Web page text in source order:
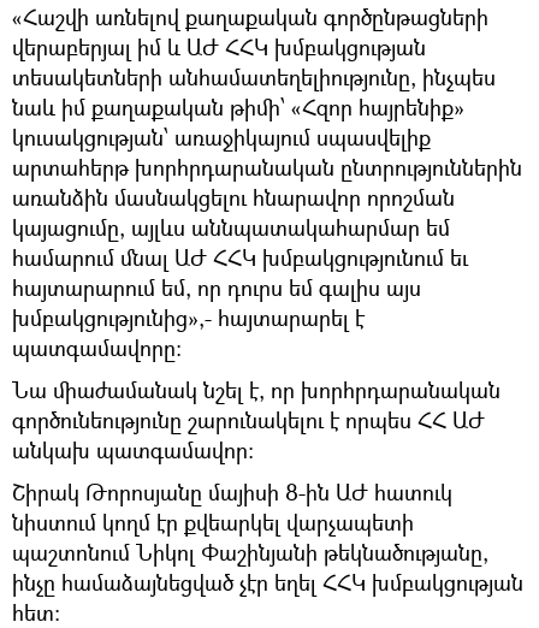
«Հաշվի առնելով քաղաքական գործընթացների
վերաբերյալ իմ և ԱԺ ՀՀԿ խմբակցության
տեսակետների անհամատեղելիությունը, ինչպես
նաև իմ քաղաքական թիմի՝ «Հզոր հայրենիք»
կուսակցության՝ առաջիկայում սպասվելիք
արտահերթ խորհրդարանական ընտրություններին
առանձին մասնակցելու հնարավոր որոշման
կայացումը, այլևս աննպատակահարմար եմ
համարում մնալ ԱԺ ՀՀԿ խմբակցությունում եւ
հայտարարում եմ, որ դուրս եմ գալիս այս
խմբակցությունից»,- հայտարարել է
պատգամավորը։
Նա միաժամանակ նշել է, որ խորհրդարանական
գործունեությունը շարունակելու է որպես ՀՀ ԱԺ
անկախ պատգամավոր:
Շիրակ Թորոսյանը մայիսի 8-ին ԱԺ հատուկ
նիստում կողմ էր քվեարկել վարչապետի
պաշտոնում Նիկոլ Փաշինյանի թեկնածությանը,
ինչը համաձայնեցված չէր եղել ՀՀԿ խմբակցության
հետ: